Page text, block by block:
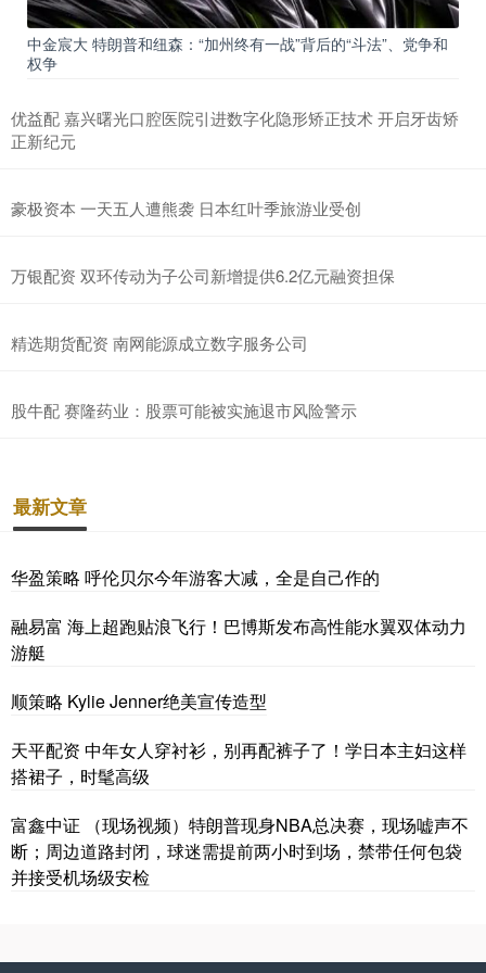
中金宸大 特朗普和纽森：“加州终有一战”背后的“斗法”、党争和
权争
优益配 嘉兴曙光口腔医院引进数字化隐形矫正技术 开启牙齿矫
正新纪元
豪极资本 一天五人遭熊袭 日本红叶季旅游业受创
万银配资 双环传动为子公司新增提供6.2亿元融资担保
精选期货配资 南网能源成立数字服务公司
股牛配 赛隆药业：股票可能被实施退市风险警示
最新文章
华盈策略 呼伦贝尔今年游客大减，全是自己作的
融易富 海上超跑贴浪飞行！巴博斯发布高性能水翼双体动力
游艇
顺策略 Kylie Jenner绝美宣传造型
天平配资 中年女人穿衬衫，别再配裤子了！学日本主妇这样
搭裙子，时髦高级
富鑫中证 （现场视频）特朗普现身NBA总决赛，现场嘘声不
断；周边道路封闭，球迷需提前两小时到场，禁带任何包袋
并接受机场级安检